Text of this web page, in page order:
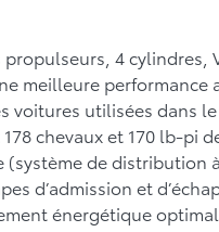
4 cylindres,
meilleure performance
utilisées dans
chevaux et 170 lb-pi
de distribution
d’admission et
énergétique